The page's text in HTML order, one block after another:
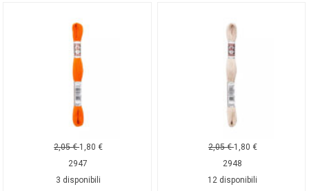
2,05€ 1,80 €
2947
3 disponibili
2,05€ 1,80 €
2948
12 disponibili